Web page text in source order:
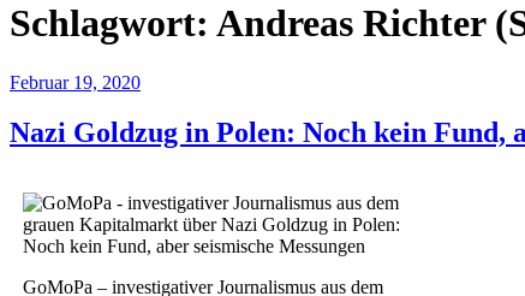
Schlagwort: Andreas Richter
Februar 19, 2020
Nazi Goldzug in Polen: Noch kein Fund,
GoMoPa – investigativer Journalismus aus dem